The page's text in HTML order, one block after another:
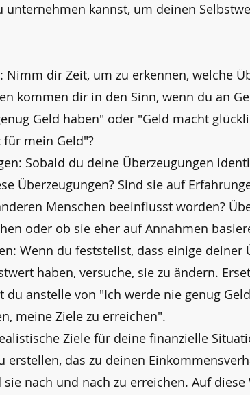
kannst, um deinen
Nimm dir Zeit, um zu erkennen, welche
kommen dir in den Sinn, wenn du an
Geld haben" oder "Geld macht
mein Geld"?
Sobald du deine Überzeugungen
Überzeugungen? Sind sie auf
Menschen beeinflusst worden?
oder ob sie eher auf Annahmen
Wenn du feststellst, dass einige deiner
haben, versuche, sie zu ändern.
anstelle von "Ich werde nie genug
meine Ziele zu erreichen".
Ziele für deine finanzielle
das zu deinen
sie nach und nach zu erreichen. Auf